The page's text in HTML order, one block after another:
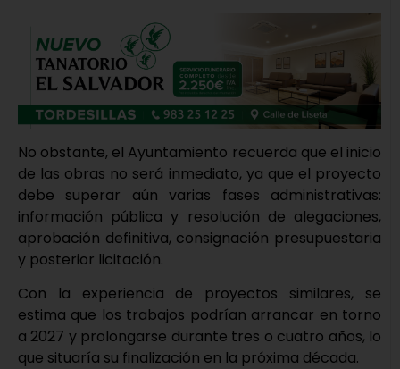
No obstante, el Ayuntamiento recuerda que el inicio
de las obras no será inmediato, ya que el proyecto
debe superar aún varias fases administrativas:
información pública y resolución de alegaciones,
aprobación definitiva, consignación presupuestaria
y posterior licitación.
Con la experiencia de proyectos similares, se
estima que los trabajos podrían arrancar en torno
a 2027 y prolongarse durante tres o cuatro años, lo
que situaría su finalización en la próxima década.